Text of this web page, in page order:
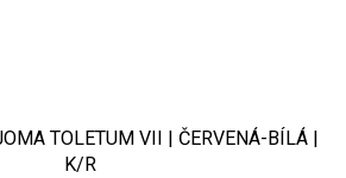
TOLETUM VII | ČERVENÁ-BÍLÁ |
K/R